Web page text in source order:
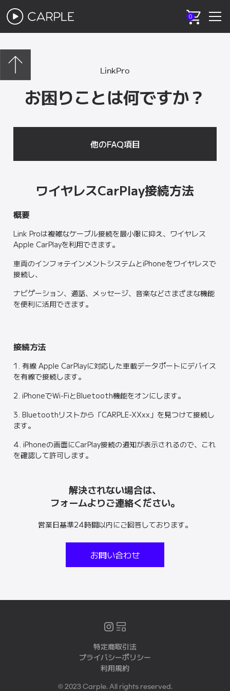
0
LinkPro
お困りことは何ですか？
他のFAQ項目
ワイヤレスCarPlay接続方法
概要
Link Proは複雑なケーブル接続を最小限に抑え、ワイヤレス
Apple CarPlayを利用できます。
車両のインフォテインメントシステムとiPhoneをワイヤレスで
接続し、
ナビゲーション、通話、メッセージ、音楽などさまざまな機能
を便利に活用できます。
接続方法
1. 有線 Apple CarPlayに対応した車載データポートにデバイス
を有線で接続します。
2. iPhoneでWi-FiとBluetooth機能をオンにします。
3. Bluetoothリストから「CARPLE-XXxx」を見つけて接続し
ます。
4. iPhoneの画面にCarPlay接続の通知が表示されるので、これ
を確認して許可します。
解決されない場合は、
フォームよりご連絡ください。
営業日基準24時間以内にご回答しております。
お問い合わせ
特定商取引法
プライバシーポリシー
利用規約
© 2023 Carple. All rights reserved.